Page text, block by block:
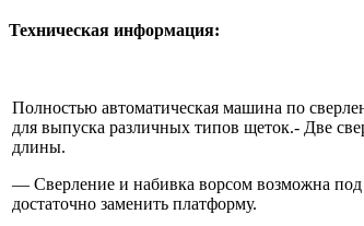
Техническая информация:
Полностью автоматическая машина по
для выпуска различных типов щеток.- Две
длины.
— Сверление и набивка ворсом возможна
достаточно заменить платформу.